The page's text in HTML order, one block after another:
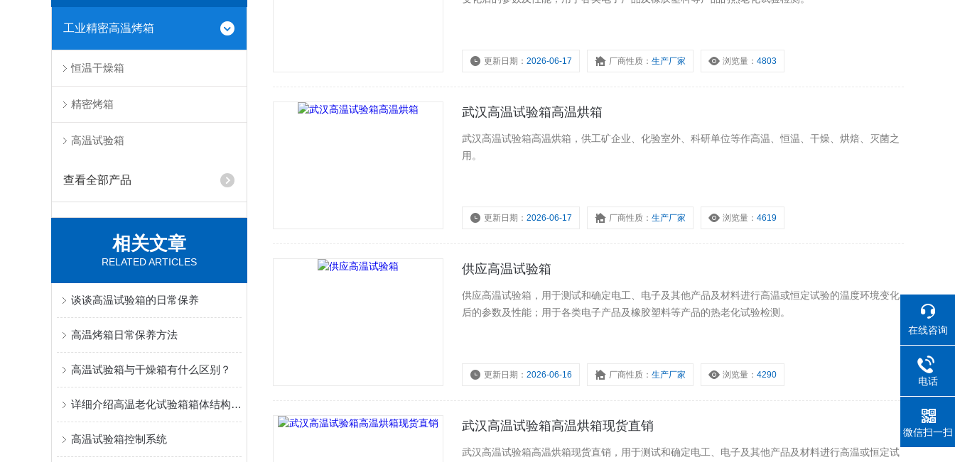
工业精密高温烤箱
恒温干燥箱
精密烤箱
高温试验箱
查看全部产品
相关文章
RELATED ARTICLES
谈谈高温试验箱的日常保养
高温烤箱日常保养方法
高温试验箱与干燥箱有什么区别？
详细介绍高温老化试验箱箱体结构及使用系统
高温试验箱控制系统
更新日期：2026-06-17 厂商性质：生产厂家 浏览量：4803
武汉高温试验箱高温烘箱
武汉高温试验箱高温烘箱，供工矿企业、化验室外、科研单位等作高温、恒温、干燥、烘焙、灭菌之
用。
更新日期：2026-06-17 厂商性质：生产厂家 浏览量：4619
供应高温试验箱
供应高温试验箱，用于测试和确定电工、电子及其他产品及材料进行高温或恒定试验的温度环境变化
后的参数及性能；用于各类电子产品及橡胶塑料等产品的热老化试验检测。
更新日期：2026-06-16 厂商性质：生产厂家 浏览量：4290
武汉高温试验箱高温烘箱现货直销
武汉高温试验箱高温烘箱现货直销，用于测试和确定电工、电子及其他产品及材料进行高温或恒定试
在线咨询
电话
微信扫一扫